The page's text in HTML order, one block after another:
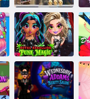
ミエン・ブー
グル・スケー
ト
ロイヤル反乱
パンクマジッ